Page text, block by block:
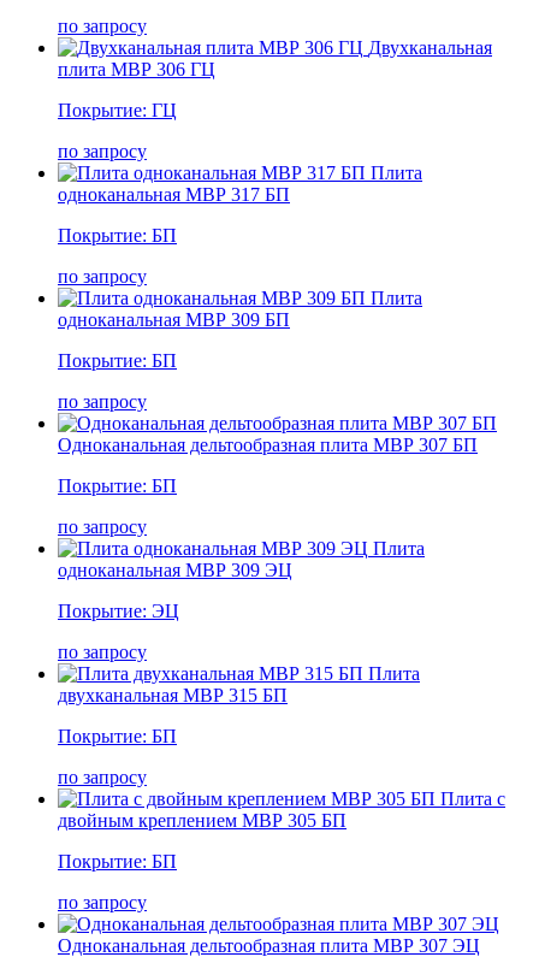
по запросу
Двухканальная
плита МВР 306 ГЦ
Покрытие: ГЦ
по запросу
Плита
одноканальная МВР 317 БП
Покрытие: БП
по запросу
Плита
одноканальная МВР 309 БП
Покрытие: БП
по запросу
Одноканальная дельтообразная плита МВР 307 БП
Покрытие: БП
по запросу
Плита
одноканальная МВР 309 ЭЦ
Покрытие: ЭЦ
по запросу
Плита
двухканальная МВР 315 БП
Покрытие: БП
по запросу
Плита с
двойным креплением МВР 305 БП
Покрытие: БП
по запросу
Одноканальная дельтообразная плита МВР 307 ЭЦ